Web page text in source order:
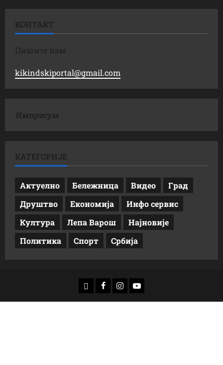
КОНТАКТ
Пишите нам
kikindskiportal@gmail.com
Импресум
КАТЕГОРИЈЕ
Актуелно Бележница Видео
Град
Друштво
Економија
Инфо сервис
Култура
Лепа Варош
Најновије
Политика
Спорт Србија
доwнлоад
Фацебоок
Инстаграм
Yоутубе